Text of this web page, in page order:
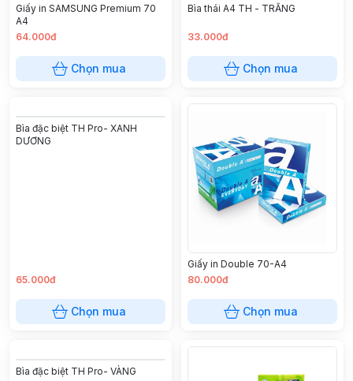
Giấy in SAMSUNG Premium 70
A4
64.000đ
Chọn mua
Bìa thái A4 TH - TRẮNG
33.000đ
Chọn mua
Bìa đặc biệt TH Pro- XANH
DƯƠNG
65.000đ
Chọn mua
Giấy in Double 70-A4
80.000đ
Chọn mua
Bìa đặc biệt TH Pro- VÀNG